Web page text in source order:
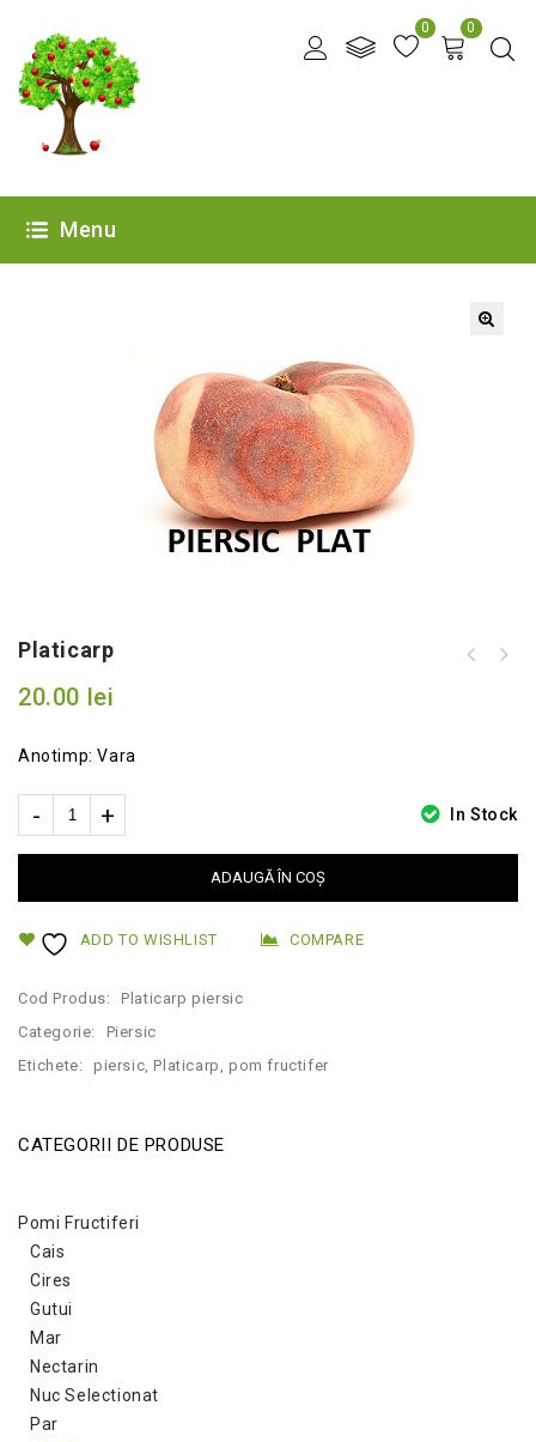
0 0
Menu
Platicarp
20.00 lei
Anotimp: Vara
In Stock
ADAUGĂ ÎN COȘ
ADD TO WISHLIST COMPARE
Cod Produs:
Platicarp piersic
Categorie:
Piersic
Etichete:
piersic,Platicarp,pom fructifer
CATEGORII DE PRODUSE
Pomi Fructiferi
Cais
Cires
Gutui
Mar
Nectarin
Nuc Selectionat
Par